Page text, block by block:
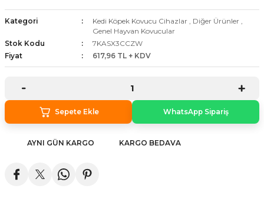
Cihazlar
Tel Çeşitleri
Kategori Kedi Köpek Kovucu Cihazlar Diğer Ürünler
Genel Hayvan Kovucular
Stok Kodu
7KASX3CCZW
Fiyat
617,96 TL + KDV
Sepete Ekle WhatsApp Sipariş
AYNI GÜN KARGO KARGO BEDAVA